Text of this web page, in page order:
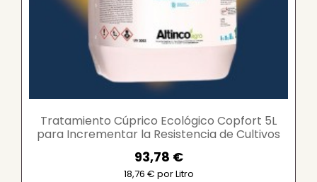
Tratamiento Cúprico Ecológico Copfort 5L
para Incrementar la Resistencia de Cultivos
Frutales y...
93,78 €
18,76 € por Litro